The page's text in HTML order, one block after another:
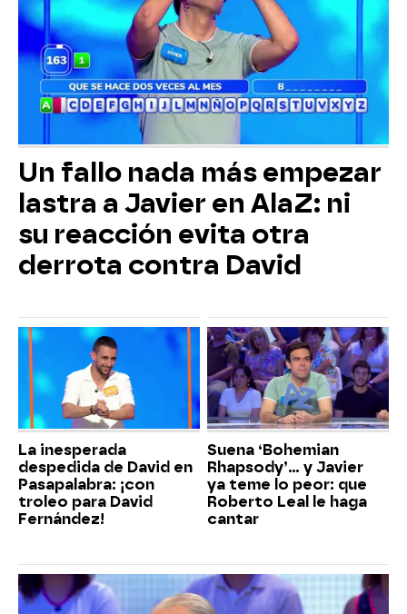
Un fallo nada más empezar
lastra a Javier en AlaZ: ni
su reacción evita otra
derrota contra David
La inesperada
despedida de David en
Pasapalabra: ¡con
troleo para David
Fernández!
Suena ‘Bohemian
Rhapsody’... y Javier
ya teme lo peor: que
Roberto Leal le haga
cantar